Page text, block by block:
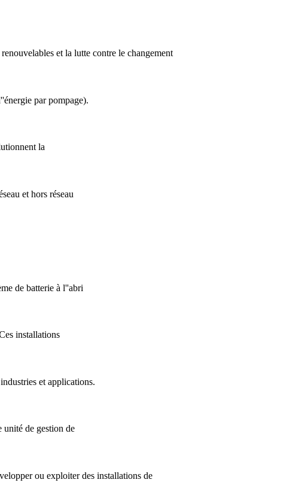
et la lutte contre le changement
par pompage).
la
et hors réseau
de batterie à l''abri
installations
et applications.
unité de gestion de
ou exploiter des installations de